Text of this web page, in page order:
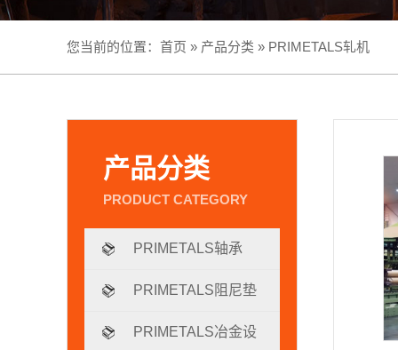
您当前的位置： 首页 » 产品分类 » PRIMETALS轧机
产品分类
PRIMETALS轴承
PRIMETALS阻尼垫
片
PRIMETALS冶金设